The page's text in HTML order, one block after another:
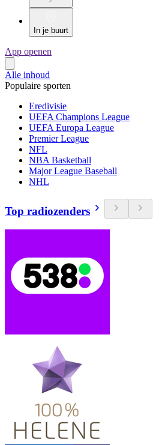
In je buurt
App openen
Alle inhoud
Populaire sporten
Eredivisie
UEFA Champions League
UEFA Europa League
Premier League
NFL
NBA Basketball
Major League Baseball
NHL
Top radiozenders